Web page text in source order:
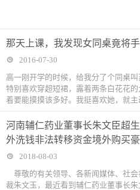
那天上课，我发现女同桌竟将
2016-07-30
高一刚开学的时候，给我分了个同桌
特别喜欢穿超短裙，露着两条白花花
着要能摸摸该多好。我挺喜欢她，就主
河南辅仁药业董事长朱文臣超
外洗钱非法转移资金境外购买
2018-08-03
尊敬的有关领导、各新闻媒体、社
裁朱文玉，最近看到辅仁药业董事长